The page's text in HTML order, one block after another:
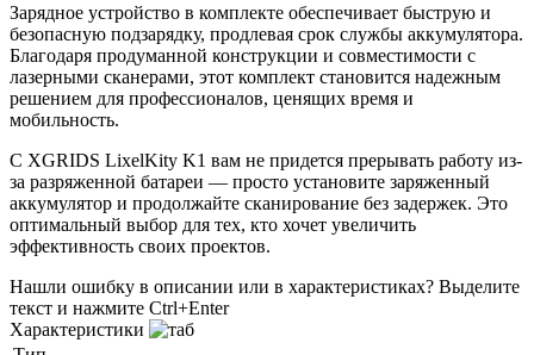
Зарядное устройство в комплекте обеспечивает быструю и
безопасную подзарядку, продлевая срок службы аккумулятора.
Благодаря продуманной конструкции и совместимости с
лазерными сканерами, этот комплект становится надежным
решением для профессионалов, ценящих время и
мобильность.
С XGRIDS LixelKity K1 вам не придется прерывать работу из-
за разряженной батареи — просто установите заряженный
аккумулятор и продолжайте сканирование без задержек. Это
оптимальный выбор для тех, кто хочет увеличить
эффективность своих проектов.
Нашли ошибку в описании или в характеристиках? Выделите
текст и нажмите Ctrl+Enter
Характеристики